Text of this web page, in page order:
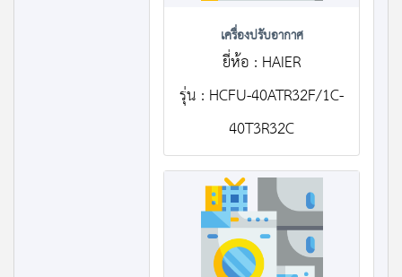
เครื่องปรับอากาศ
ยี่ห้อ : HAIER
รุ่น : HCFU-40ATR32F/1C-
40T3R32C